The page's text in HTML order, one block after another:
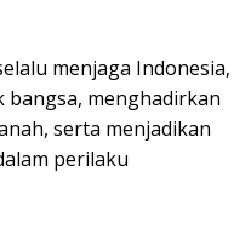
menjaga Indonesia,
menghadirkan
serta menjadikan
perilaku